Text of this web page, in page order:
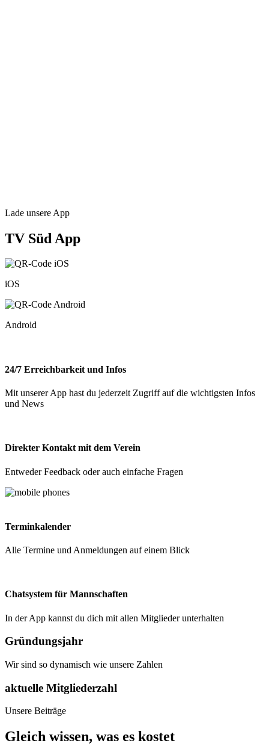
Lade unsere App
TV Süd App
iOS
Android
24/7 Erreichbarkeit und Infos
Mit unserer App hast du jederzeit Zugriff auf die wichtigsten Infos
und News
Direkter Kontakt mit dem Verein
Entweder Feedback oder auch einfache Fragen
Terminkalender
Alle Termine und Anmeldungen auf einem Blick
Chatsystem für Mannschaften
In der App kannst du dich mit allen Mitglieder unterhalten
Gründungsjahr
Wir sind so dynamisch wie unsere Zahlen
aktuelle Mitgliederzahl
Unsere Beiträge
Gleich wissen, was es kostet